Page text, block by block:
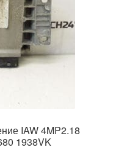
IAW 4MP2.18
1938VK